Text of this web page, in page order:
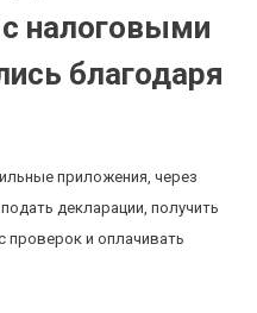
налоговыми
благодаря
приложения, через
декларации, получить
проверок и оплачивать